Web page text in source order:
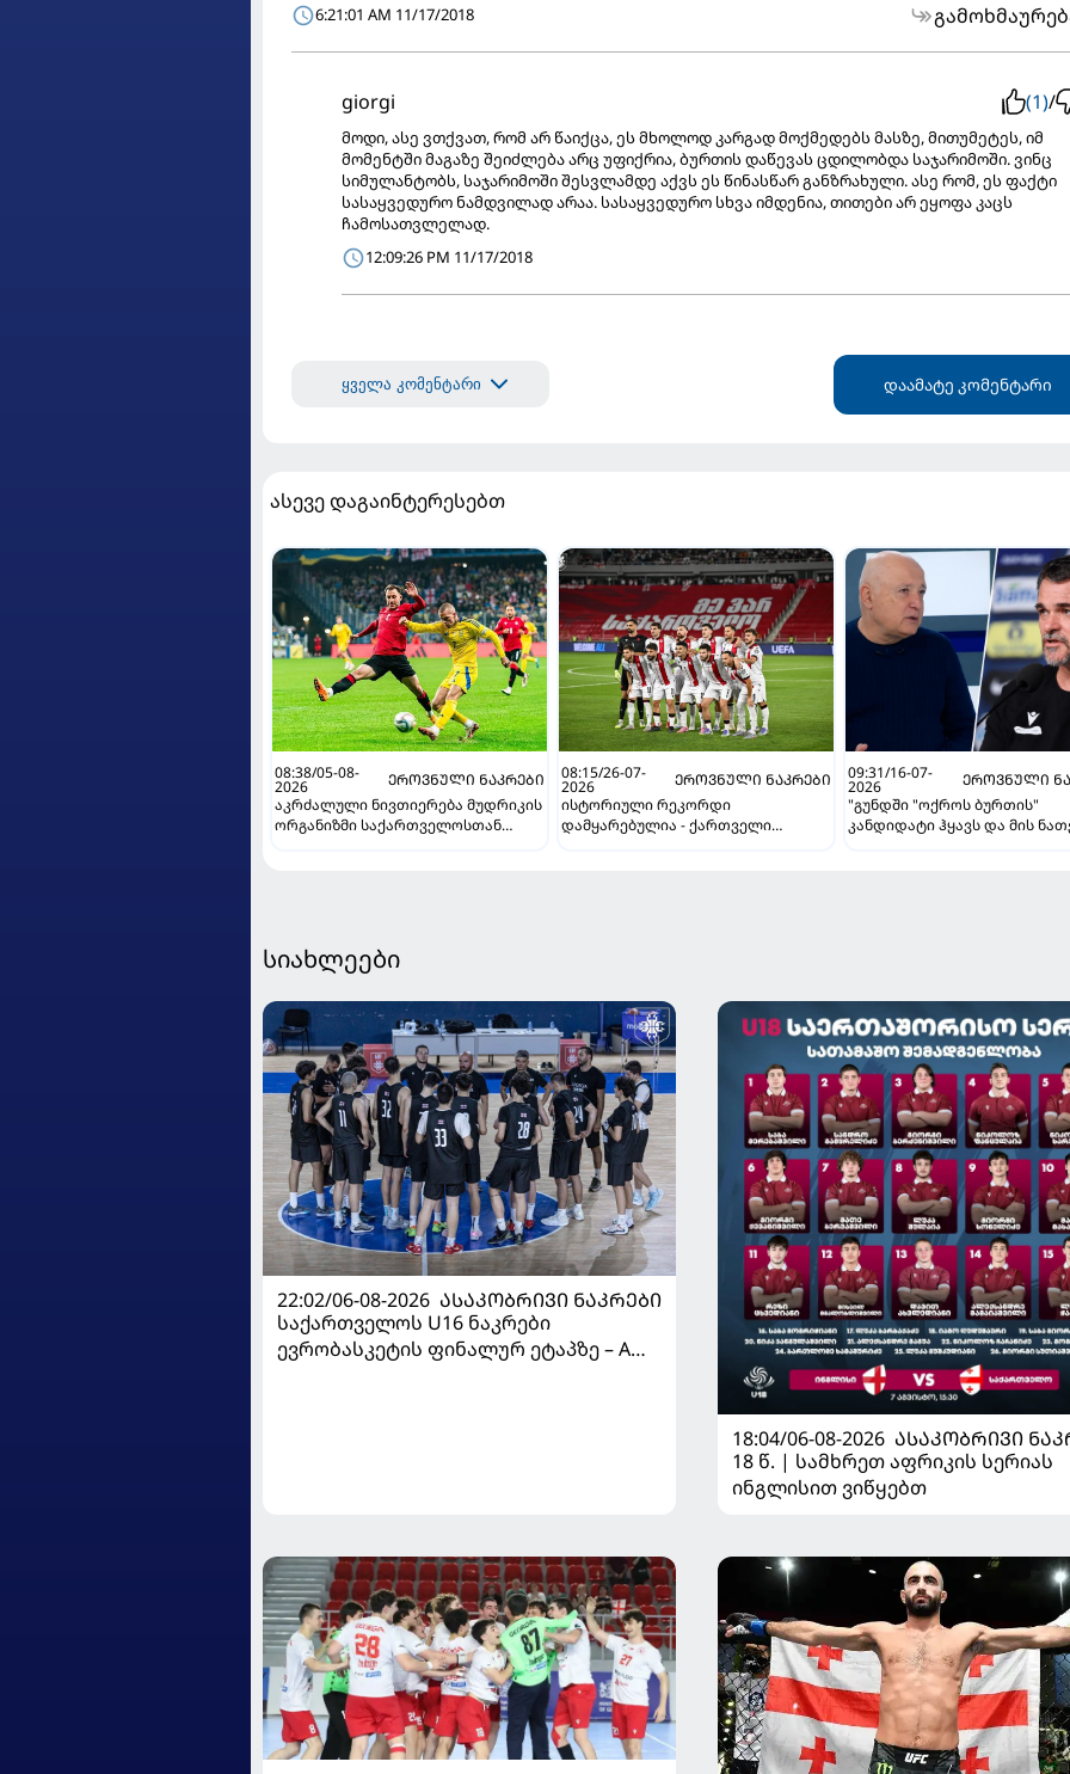
6:21:01 AM 11/17/2018
giorgi (1)/
მოდი, ასე ვთქვათ, რომ არ წაიქცა, ეს მხოლოდ კარგად მოქმედებს მასზე, მითუმეტეს, იმ
მომენტში მაგაზე შეიძლება არც უფიქრია, ბურთის დაწევას ცდილობდა საჯარიმოში. ვინც
სიმულანტობს, საჯარიმოში შესვლამდე აქვს ეს წინასწარ განზრახული. ასე რომ, ეს ფაქტი
სასაყვედურო ნამდვილად არაა. სასაყვედურო სხვა იმდენია, თითები არ ეყოფა კაცს
ჩამოსათვლელად.
12:09:26 PM 11/17/2018
ყველა კომენტარი დაამატე კომენტარი
ასევე დაგაინტერესებთ
08:38/05-08-
2026
ᲔᲠᲝᲕᲜᲣᲚᲘ ᲜᲐᲙᲠᲔᲑᲘ
აკრძალული ნივთიერება მუდრიკის
ორგანიზმი საქართველოსთან
08:15/26-07-
2026
ᲔᲠᲝᲕᲜᲣᲚᲘ ᲜᲐᲙᲠᲔᲑᲘ
ისტორიული რეკორდი
დამყარებულია - ქართველი
09:31/16-07-
2026
ᲔᲠᲝᲕᲜᲣᲚᲘ
"გუნდში "ოქროს ბურთის"
კანდიდატი ჰყავს და მის
სიახლეები
22:02/06-08-2026 ᲐᲡᲐᲙᲝᲑᲠᲘᲕᲘ ᲜᲐᲙᲠᲔᲑᲘ
საქართველოს U16 ნაკრები
ევრობასკეტის ფინალურ ეტაპზე – A
18:04/06-08-2026 ᲐᲡᲐᲙᲝᲑᲠᲘᲕᲘ
18 წ. | სამხრეთ აფრიკის სერიას
ინგლისით ვიწყებთ